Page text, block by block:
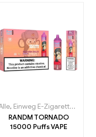
,Einweg-E-Zigaretten
, Einweg E-Zigaretten
RANDM TORNADO
15000 Puffs VAPE